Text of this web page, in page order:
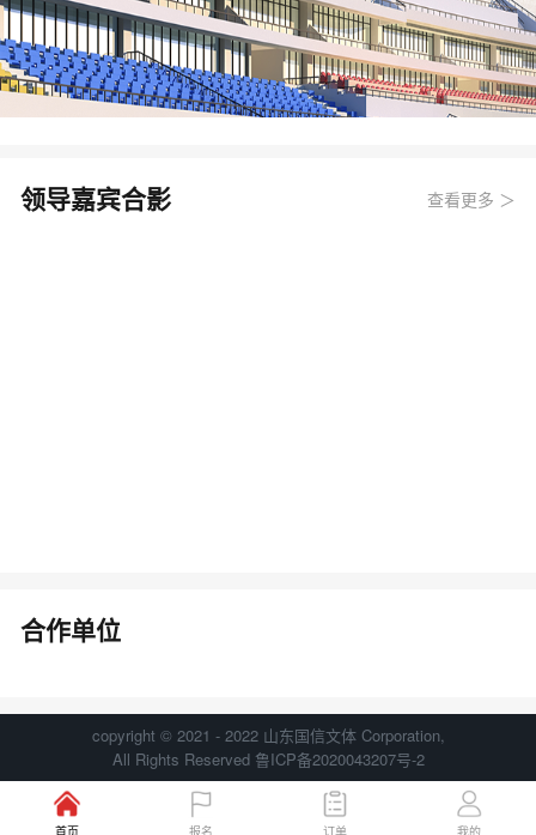
领导嘉宾合影 查看更多 ＞
合作单位
copyright © 2021 - 2022 山东国信文体 Corporation,
All Rights Reserved 鲁ICP备2020043207号-2
首页 报名 订单 我的